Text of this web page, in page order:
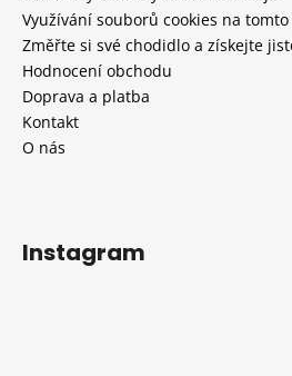
Využívání souborů cookies na
Změřte si své chodidlo a získejte
Hodnocení obchodu
Doprava a platba
Kontakt
O nás
Instagram